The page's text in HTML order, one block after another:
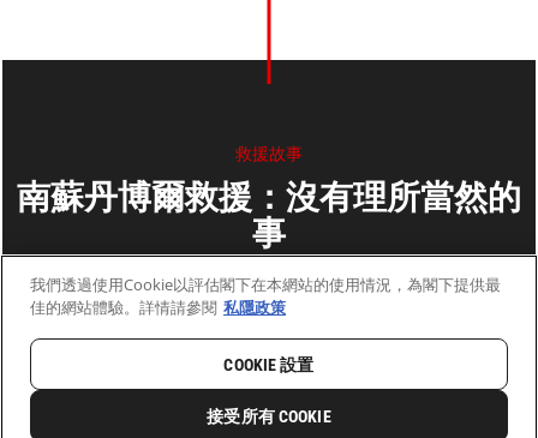
救援故事
南蘇丹博爾救援：沒有理所當然的
事
陳詩瓏
2017年7月03日
首頁最新動向前線新聞與故事
我們透過使用Cookie以評估閣下在本網站的使用情況，為閣下提供最
佳的網站體驗。詳情請參閱 私隱政策
COOKIE 設置
接受所有 COOKIE